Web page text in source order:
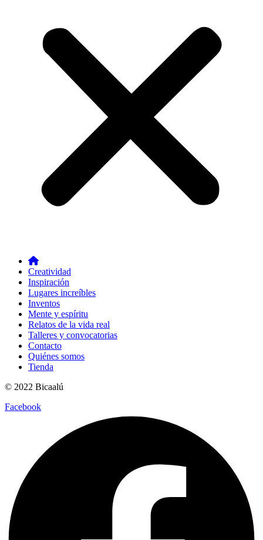
Creatividad
Inspiración
Lugares increíbles
Inventos
Mente y espíritu
Relatos de la vida real
Talleres y convocatorias
Contacto
Quiénes somos
Tienda
© 2022 Bicaalú
Facebook